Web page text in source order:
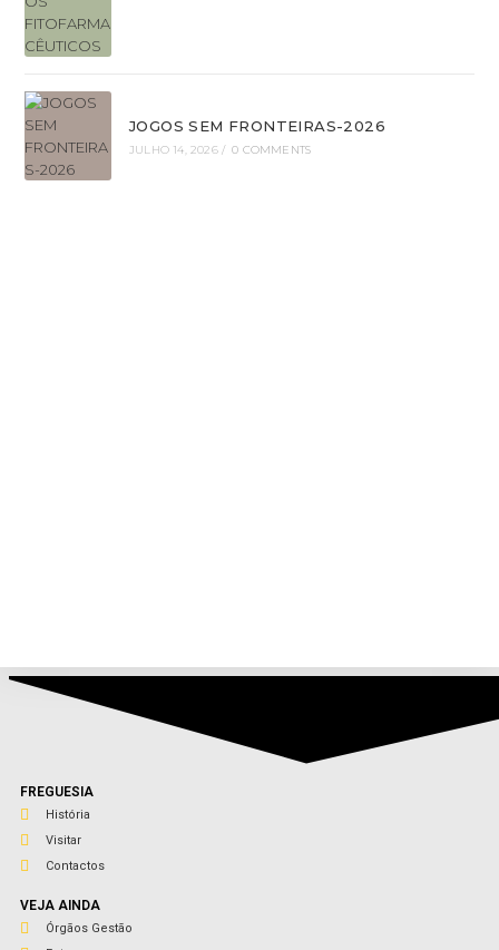
JOGOS SEM FRONTEIRAS-2026
JULHO 14, 2026 / 0 COMMENTS
FREGUESIA
História
Visitar
Contactos
VEJA AINDA
Órgãos Gestão